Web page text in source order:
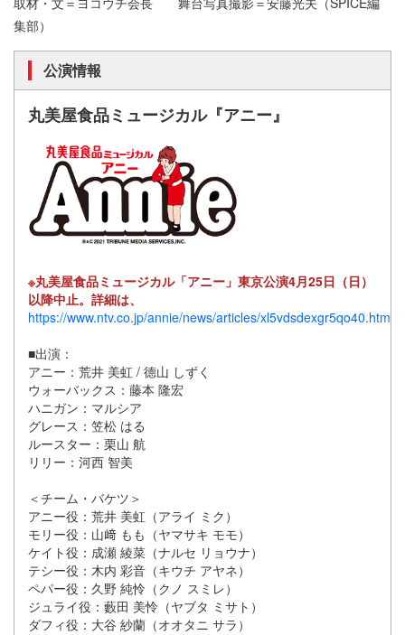
集部）
公演情報
丸美屋食品ミュージカル『アニー』
※丸美屋食品ミュージカル「アニー」東京公演4月25日（日）
以降中止。詳細は、
https://www.ntv.co.jp/annie/news/articles/xl5vdsdexgr5qo40.html
■出演：
アニー：荒井 美虹 / 德山 しずく
ウォーバックス：藤本 隆宏
ハニガン：マルシア
グレース：笠松 はる
ルースター：栗山 航
リリー：河西 智美
＜チーム・バケツ＞
アニー役：荒井 美虹（アライ ミク）
モリー役：山﨑 もも（ヤマサキ モモ）
ケイト役：成瀬 綾菜（ナルセ リョウナ）
テシー役：木内 彩音（キウチ アヤネ）
ペパー役：久野 純怜（クノ スミレ）
ジュライ役：藪田 美怜（ヤブタ ミサト）
ダフィ役：大谷 紗蘭（オオタニ サラ）